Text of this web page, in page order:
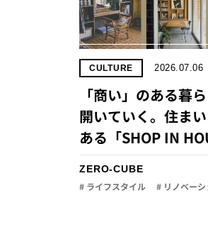
CULTURE 2026.07.06
「商い」の​ある​暮
開いていく。​住ま
ある​「SHOP IN
ZERO-CUBE
# ライフスタイル # リノベーシ